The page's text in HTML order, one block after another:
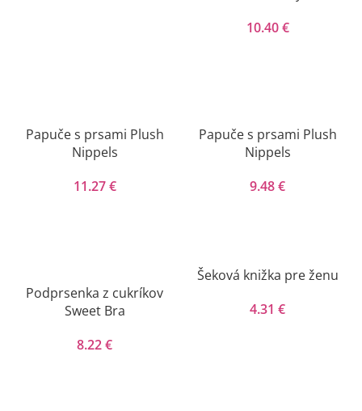
10.40€
Papuče s prsami Plush
Nippels
11.27€
Papuče s prsami Plush
Nippels
9.48€
Podprsenka z cukríkov
Sweet Bra
8.22€
Šeková knižka pre ženu
4.31 €